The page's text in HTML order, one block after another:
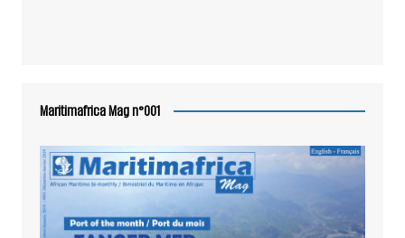
Maritimafrica Mag n°001